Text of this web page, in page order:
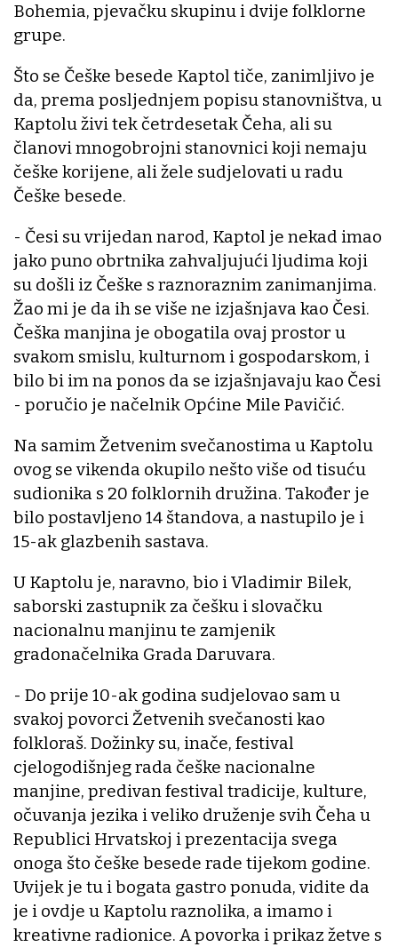
Bohemia, pjevačku skupinu i dvije folklorne
grupe.
Što se Češke besede Kaptol tiče, zanimljivo je
da, prema posljednjem popisu stanovništva, u
Kaptolu živi tek četrdesetak Čeha, ali su
članovi mnogobrojni stanovnici koji nemaju
češke korijene, ali žele sudjelovati u radu
Češke besede.
- Česi su vrijedan narod, Kaptol je nekad imao
jako puno obrtnika zahvaljujući ljudima koji
su došli iz Češke s raznoraznim zanimanjima.
Žao mi je da ih se više ne izjašnjava kao Česi.
Češka manjina je obogatila ovaj prostor u
svakom smislu, kulturnom i gospodarskom, i
bilo bi im na ponos da se izjašnjavaju kao Česi
- poručio je načelnik Općine Mile Pavičić.
Na samim Žetvenim svečanostima u Kaptolu
ovog se vikenda okupilo nešto više od tisuću
sudionika s 20 folklornih družina. Također je
bilo postavljeno 14 štandova, a nastupilo je i
15-ak glazbenih sastava.
U Kaptolu je, naravno, bio i Vladimir Bilek,
saborski zastupnik za češku i slovačku
nacionalnu manjinu te zamjenik
gradonačelnika Grada Daruvara.
- Do prije 10-ak godina sudjelovao sam u
svakoj povorci Žetvenih svečanosti kao
folkloraš. Dožinky su, inače, festival
cjelogodišnjeg rada češke nacionalne
manjine, predivan festival tradicije, kulture,
očuvanja jezika i veliko druženje svih Čeha u
Republici Hrvatskoj i prezentacija svega
onoga što češke besede rade tijekom godine.
Uvijek je tu i bogata gastro ponuda, vidite da
je i ovdje u Kaptolu raznolika, a imamo i
kreativne radionice. A povorka i prikaz žetve s